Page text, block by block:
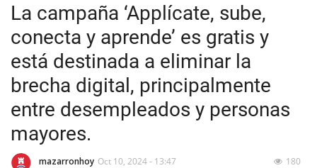
Inicio
Contacto
Noticias
Mazarrón Hoy
La campaña ‘Applícate, sube,
conecta y aprende’ es gratis y
está destinada a eliminar la
brecha digital, principalmente
entre desempleados y personas
mayores.
mazarronhoy Oct 10, 2024 - 13:47 180